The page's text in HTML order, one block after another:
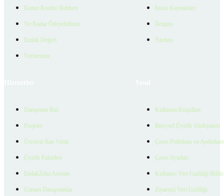
Konut Kredisi Rehberi
Ne Kadar Ödeyebilirim
Emlak Değeri
Verilerimiz
İnsan Kaynakları
İletişim
Yardım
Danışman Bul
Projeler
Ücretsiz İlan Verin
Üyelik Paketleri
EmlakZeka Asistan
Uzman Danışmanlar
Kullanım Koşulları
Bireysel Üyelik Sözleşmesi
Çerez Politikası ve
Çerez Ayarları
Kullanıcı Veri Gizliliği
Ziyaretçi Veri Gizliliği